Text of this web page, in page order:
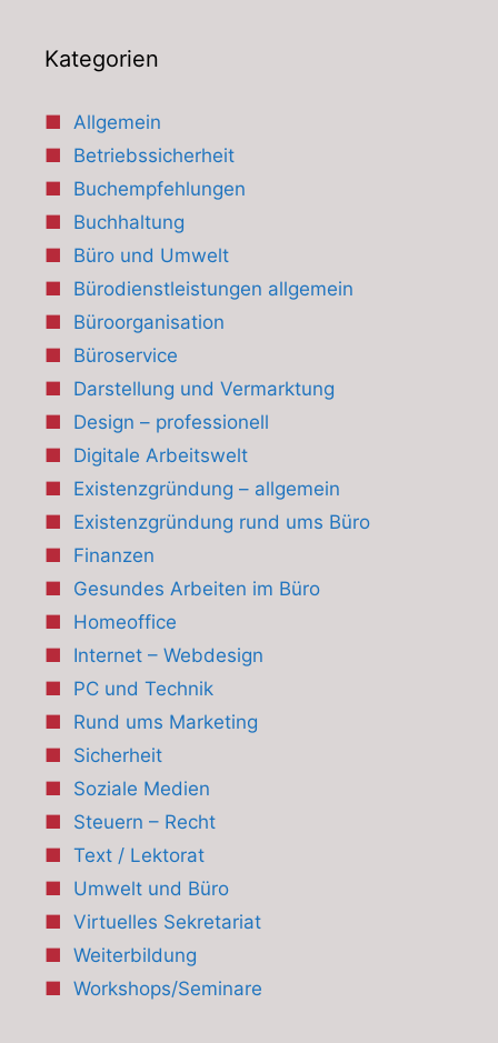
Kategorien
Allgemein
Betriebssicherheit
Buchempfehlungen
Buchhaltung
Büro und Umwelt
Bürodienstleistungen allgemein
Büroorganisation
Büroservice
Darstellung und Vermarktung
Design – professionell
Digitale Arbeitswelt
Existenzgründung – allgemein
Existenzgründung rund ums Büro
Finanzen
Gesundes Arbeiten im Büro
Homeoffice
Internet – Webdesign
PC und Technik
Rund ums Marketing
Sicherheit
Soziale Medien
Steuern – Recht
Text / Lektorat
Umwelt und Büro
Virtuelles Sekretariat
Weiterbildung
Workshops/Seminare